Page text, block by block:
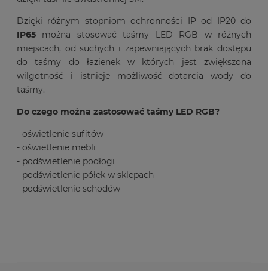
Dzięki różnym stopniom ochronności IP od IP20 do
IP65 można stosować taśmy LED RGB w różnych
miejscach, od suchych i zapewniających brak dostępu
do taśmy do łazienek w których jest zwiększona
wilgotność i istnieje możliwość dotarcia wody do
taśmy.
Do czego można zastosować taśmy LED RGB?
- oświetlenie sufitów
- oświetlenie mebli
- podświetlenie podłogi
- podświetlenie półek w sklepach
- podświetlenie schodów